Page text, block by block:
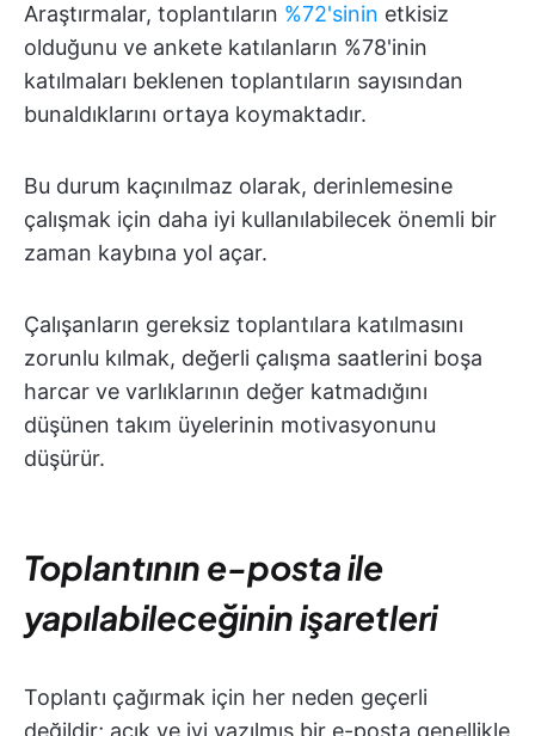
Araştırmalar, toplantıların %72'sinin etkisiz
olduğunu ve ankete katılanların %78'inin
katılmaları beklenen toplantıların sayısından
bunaldıklarını ortaya koymaktadır.
Bu durum kaçınılmaz olarak, derinlemesine
çalışmak için daha iyi kullanılabilecek önemli bir
zaman kaybına yol açar.
Çalışanların gereksiz toplantılara katılmasını
zorunlu kılmak, değerli çalışma saatlerini boşa
harcar ve varlıklarının değer katmadığını
düşünen takım üyelerinin motivasyonunu
düşürür.
Toplantının e-posta ile
yapılabileceğinin işaretleri
Toplantı çağırmak için her neden geçerli
değildir; açık ve iyi yazılmış bir e-posta genellikle